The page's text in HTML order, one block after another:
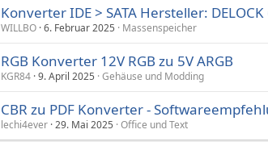
Konverter IDE > SATA Hersteller:
WILLBO 6. Februar 2025 Massenspeicher
RGB Konverter 12V RGB zu 5V ARGB
KGR84 9. April 2025 Gehäuse und Modding
CBR zu PDF Konverter -
lechi4ever 29. Mai 2025 Office und Text